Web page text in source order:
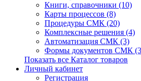
Книги, справочники (10)
Карты процессов (8)
Процедуры СМК (20)
Комплексные решения (4)
Автоматизация СМК (3)
Формы документов СМК
Показать все Каталог товаров
Личный кабинет
Регистрация